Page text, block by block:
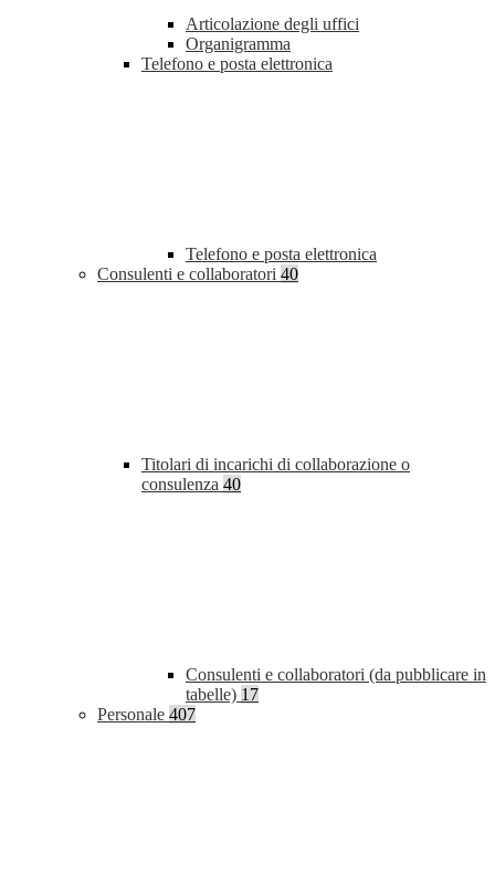
Articolazione degli uffici
Organigramma
Telefono e posta elettronica
Telefono e posta elettronica
Consulenti e collaboratori 40
Titolari di incarichi di collaborazione o
consulenza 40
Consulenti e collaboratori (da pubblicare in
tabelle) 17
Personale 407